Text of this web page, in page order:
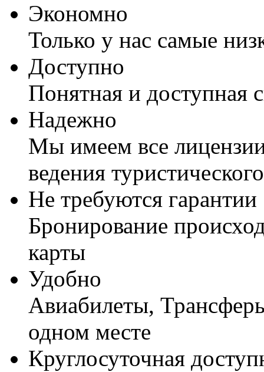
Экономно
Только у нас самые
Доступно
Понятная и доступная
Надежно
Мы имеем все
ведения
Не требуются гарантии
Бронирование
карты
Удобно
Авиабилеты,
одном месте
Круглосуточная